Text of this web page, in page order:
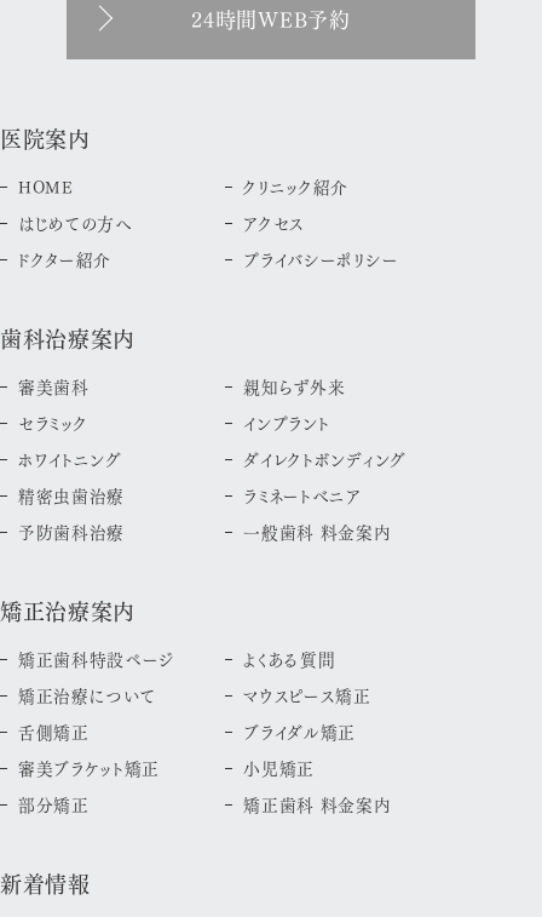
24時間WEB予約
医院案内
HOME
はじめての方へ
ドクター紹介
クリニック紹介
アクセス
プライバシーポリシー
歯科治療案内
審美歯科
セラミック
ホワイトニング
精密虫歯治療
予防歯科治療
親知らず外来
インプラント
ダイレクトボンディング
ラミネートべニア
一般歯科 料金案内
矯正治療案内
矯正歯科特設ページ
矯正治療について
舌側矯正
審美ブラケット矯正
部分矯正
よくある質問
マウスピース矯正
ブライダル矯正
小児矯正
矯正歯科 料金案内
新着情報